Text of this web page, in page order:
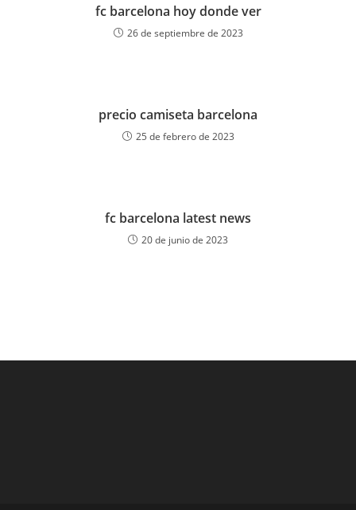
fc barcelona hoy donde ver
26 de septiembre de 2023
precio camiseta barcelona
25 de febrero de 2023
fc barcelona latest news
20 de junio de 2023